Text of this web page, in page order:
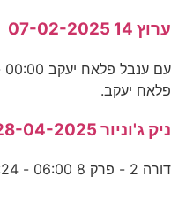
ערוץ 14 07-02-2025
פלאח יעקב.
ניק ג'וניור 28-04-2025
דורה 2 - פרק 8 06:00 - 06:24 איסה מוזמנת למסיבת תה וטאקו